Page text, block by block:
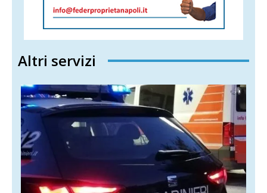
Altri servizi